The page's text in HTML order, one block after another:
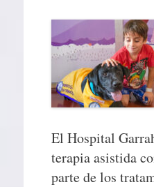
El Hospital
terapia asistida
parte de los